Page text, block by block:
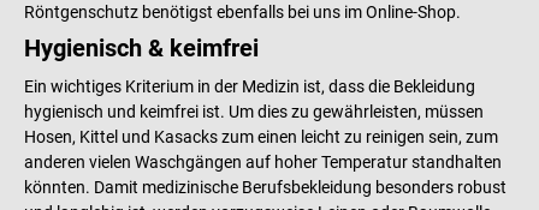
Röntgenschutz benötigst ebenfalls bei uns im Online-Shop.
Hygienisch & keimfrei
Ein wichtiges Kriterium in der Medizin ist, dass die Bekleidung
hygienisch und keimfrei ist. Um dies zu gewährleisten, müssen
Hosen, Kittel und Kasacks zum einen leicht zu reinigen sein, zum
anderen vielen Waschgängen auf hoher Temperatur standhalten
könnten. Damit medizinische Berufsbekleidung besonders robust